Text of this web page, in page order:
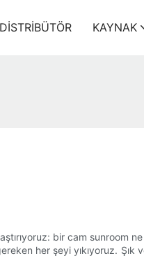
DISTRIBÜTÖR KAYNAK
bir cam sunroom
her şeyi yıkıyoruz. Şık